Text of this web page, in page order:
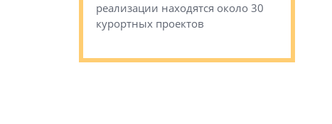
реализации находятся около 30
курортных проектов